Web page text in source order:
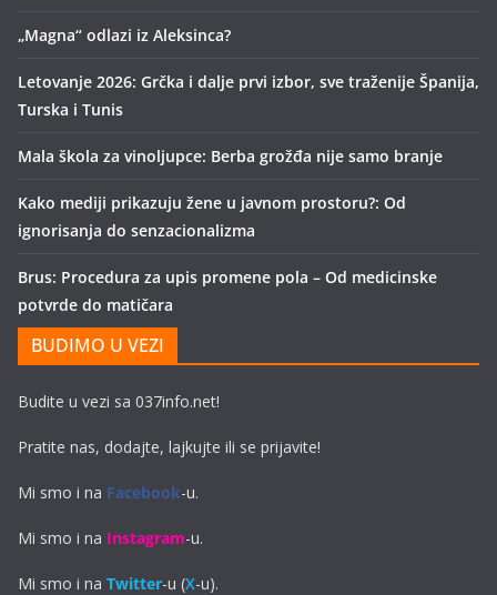
„Magna“ odlazi iz Aleksinca?
Letovanje 2026: Grčka i dalje prvi izbor, sve traženije Španija,
Turska i Tunis
Mala škola za vinoljupce: Berba grožđa nije samo branje
Kako mediji prikazuju žene u javnom prostoru?: Od
ignorisanja do senzacionalizma
Brus: Procedura za upis promene pola – Od medicinske
potvrde do matičara
BUDIMO U VEZI
Budite u vezi sa 037info.net!
Pratite nas, dodajte, lajkujte ili se prijavite!
Mi smo i na Facebook-u.
Mi smo i na Instagram-u.
Mi smo i na Twitter-u (X-u).